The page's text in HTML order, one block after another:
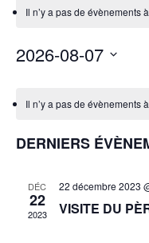
Il n’y a pas de évènements
2026-08-07
date.
Il n’y a pas de évènements
DERNIERS
DÉC
22
2023
22 décembre 2023
VISITE DU